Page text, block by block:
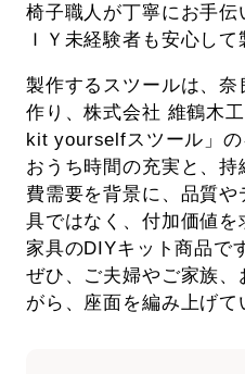
椅子職人が丁寧にお手伝
ＩＹ未経験者も安心し
製作するスツールは、
作り、株式会社 維鶴木
kit yourselfスツール」の
おうち時間の充実と、
費需要を背景に、品質
具ではなく、付加価値
家具のDIYキット商品で
ぜひ、ご夫婦やご家族
がら、座面を編み上げて